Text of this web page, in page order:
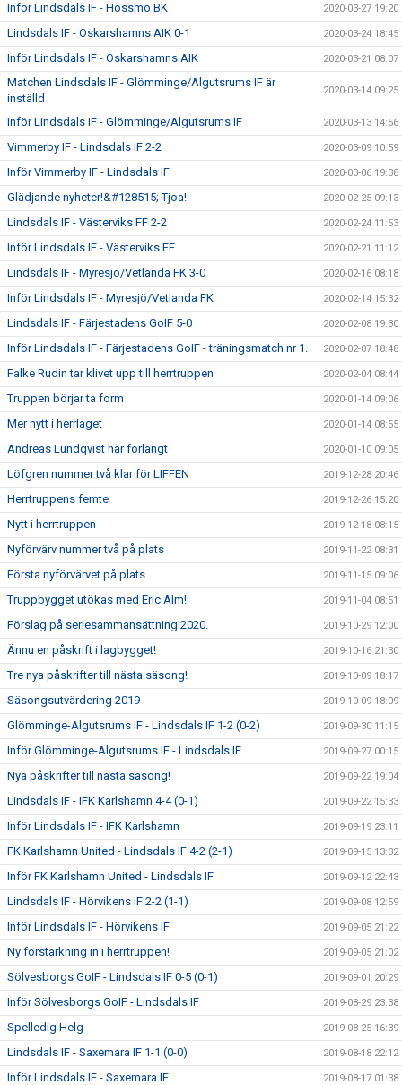
Inför Lindsdals IF - Hossmo BK 2020-03-27 19:20
Lindsdals IF - Oskarshamns AIK 0-1 2020-03-24 18:45
Inför Lindsdals IF - Oskarshamns AIK 2020-03-21 08:07
Matchen Lindsdals IF - Glömminge/Algutsrums IF är
inställd
2020-03-14 09:25
Inför Lindsdals IF - Glömminge/Algutsrums IF 2020-03-13 14:56
Vimmerby IF - Lindsdals IF 2-2 2020-03-09 10:59
Inför Vimmerby IF - Lindsdals IF 2020-03-06 19:38
Glädjande nyheter!&#128515; Tjoa! 2020-02-25 09:13
Lindsdals IF - Västerviks FF 2-2 2020-02-24 11:53
Inför Lindsdals IF - Västerviks FF 2020-02-21 11:12
Lindsdals IF - Myresjö/Vetlanda FK 3-0 2020-02-16 08:18
Inför Lindsdals IF - Myresjö/Vetlanda FK 2020-02-14 15:32
Lindsdals IF - Färjestadens GoIF 5-0 2020-02-08 19:30
Inför Lindsdals IF - Färjestadens GoIF - träningsmatch nr 1. 2020-02-07 18:48
Falke Rudin tar klivet upp till herrtruppen 2020-02-04 08:44
Truppen börjar ta form 2020-01-14 09:06
Mer nytt i herrlaget 2020-01-14 08:55
Andreas Lundqvist har förlängt 2020-01-10 09:05
Löfgren nummer två klar för LIFFEN 2019-12-28 20:46
Herrtruppens femte 2019-12-26 15:20
Nytt i herrtruppen 2019-12-18 08:15
Nyförvärv nummer två på plats 2019-11-22 08:31
Första nyförvärvet på plats 2019-11-15 09:06
Truppbygget utökas med Eric Alm! 2019-11-04 08:51
Förslag på seriesammansättning 2020. 2019-10-29 12:00
Ännu en påskrift i lagbygget! 2019-10-16 21:30
Tre nya påskrifter till nästa säsong! 2019-10-09 18:17
Säsongsutvärdering 2019 2019-10-09 18:09
Glömminge-Algutsrums IF - Lindsdals IF 1-2 (0-2) 2019-09-30 11:15
Inför Glömminge-Algutsrums IF - Lindsdals IF 2019-09-27 00:15
Nya påskrifter till nästa säsong! 2019-09-22 19:04
Lindsdals IF - IFK Karlshamn 4-4 (0-1) 2019-09-22 15:33
Inför Lindsdals IF - IFK Karlshamn 2019-09-19 23:11
FK Karlshamn United - Lindsdals IF 4-2 (2-1) 2019-09-15 13:32
Inför FK Karlshamn United - Lindsdals IF 2019-09-12 22:43
Lindsdals IF - Hörvikens IF 2-2 (1-1) 2019-09-08 12:59
Inför Lindsdals IF - Hörvikens IF 2019-09-05 21:22
Ny förstärkning in i herrtruppen! 2019-09-05 21:02
Sölvesborgs GoIF - Lindsdals IF 0-5 (0-1) 2019-09-01 20:29
Inför Sölvesborgs GoIF - Lindsdals IF 2019-08-29 23:38
Spelledig Helg 2019-08-25 16:39
Lindsdals IF - Saxemara IF 1-1 (0-0) 2019-08-18 22:12
Inför Lindsdals IF - Saxemara IF 2019-08-17 01:38